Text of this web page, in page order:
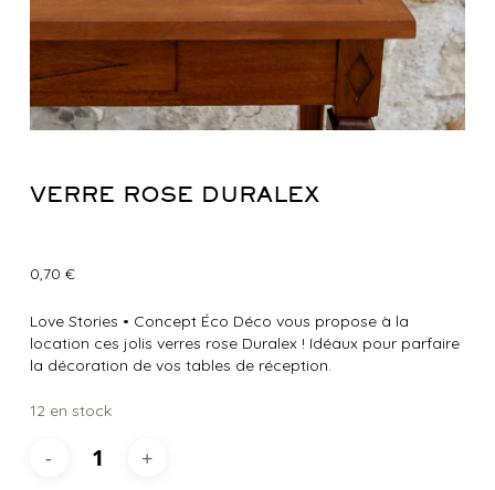
VERRE ROSE DURALEX
0,70 €
Love Stories • Concept Éco Déco vous propose à la
location ces jolis verres rose Duralex ! Idéaux pour parfaire
la décoration de vos tables de réception.
12 en stock